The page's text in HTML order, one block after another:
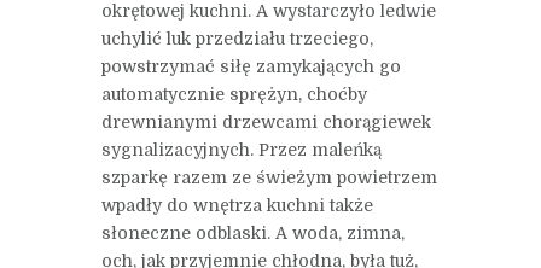
okrętowej kuchni. A wystarczyło ledwie
uchylić luk przedziału trzeciego,
powstrzymać siłę zamykających go
automatycznie sprężyn, choćby
drewnianymi drzewcami chorągiewek
sygnalizacyjnych. Przez maleńką
szparkę razem ze świeżym powietrzem
wpadły do wnętrza kuchni także
słoneczne odblaski. A woda, zimna,
och, jak przyjemnie chłodna, była tuż,